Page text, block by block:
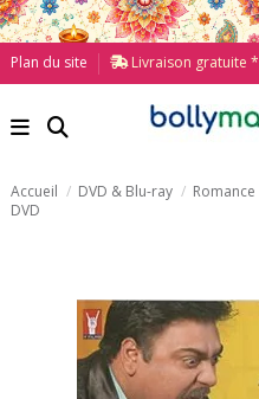
Plan du site Livraison gratuite *
Accueil DVD & Blu-ray Romance
DVD